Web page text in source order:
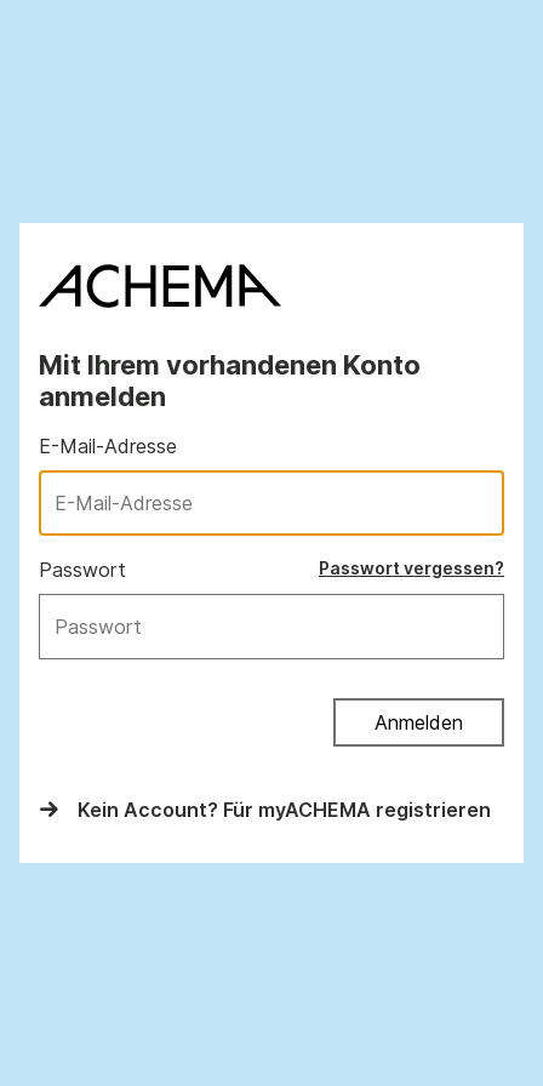
Mit Ihrem vorhandenen Konto
anmelden
E-Mail-Adresse
Passwort Passwort vergessen?
Anmelden
Kein Account? Für myACHEMA registrieren